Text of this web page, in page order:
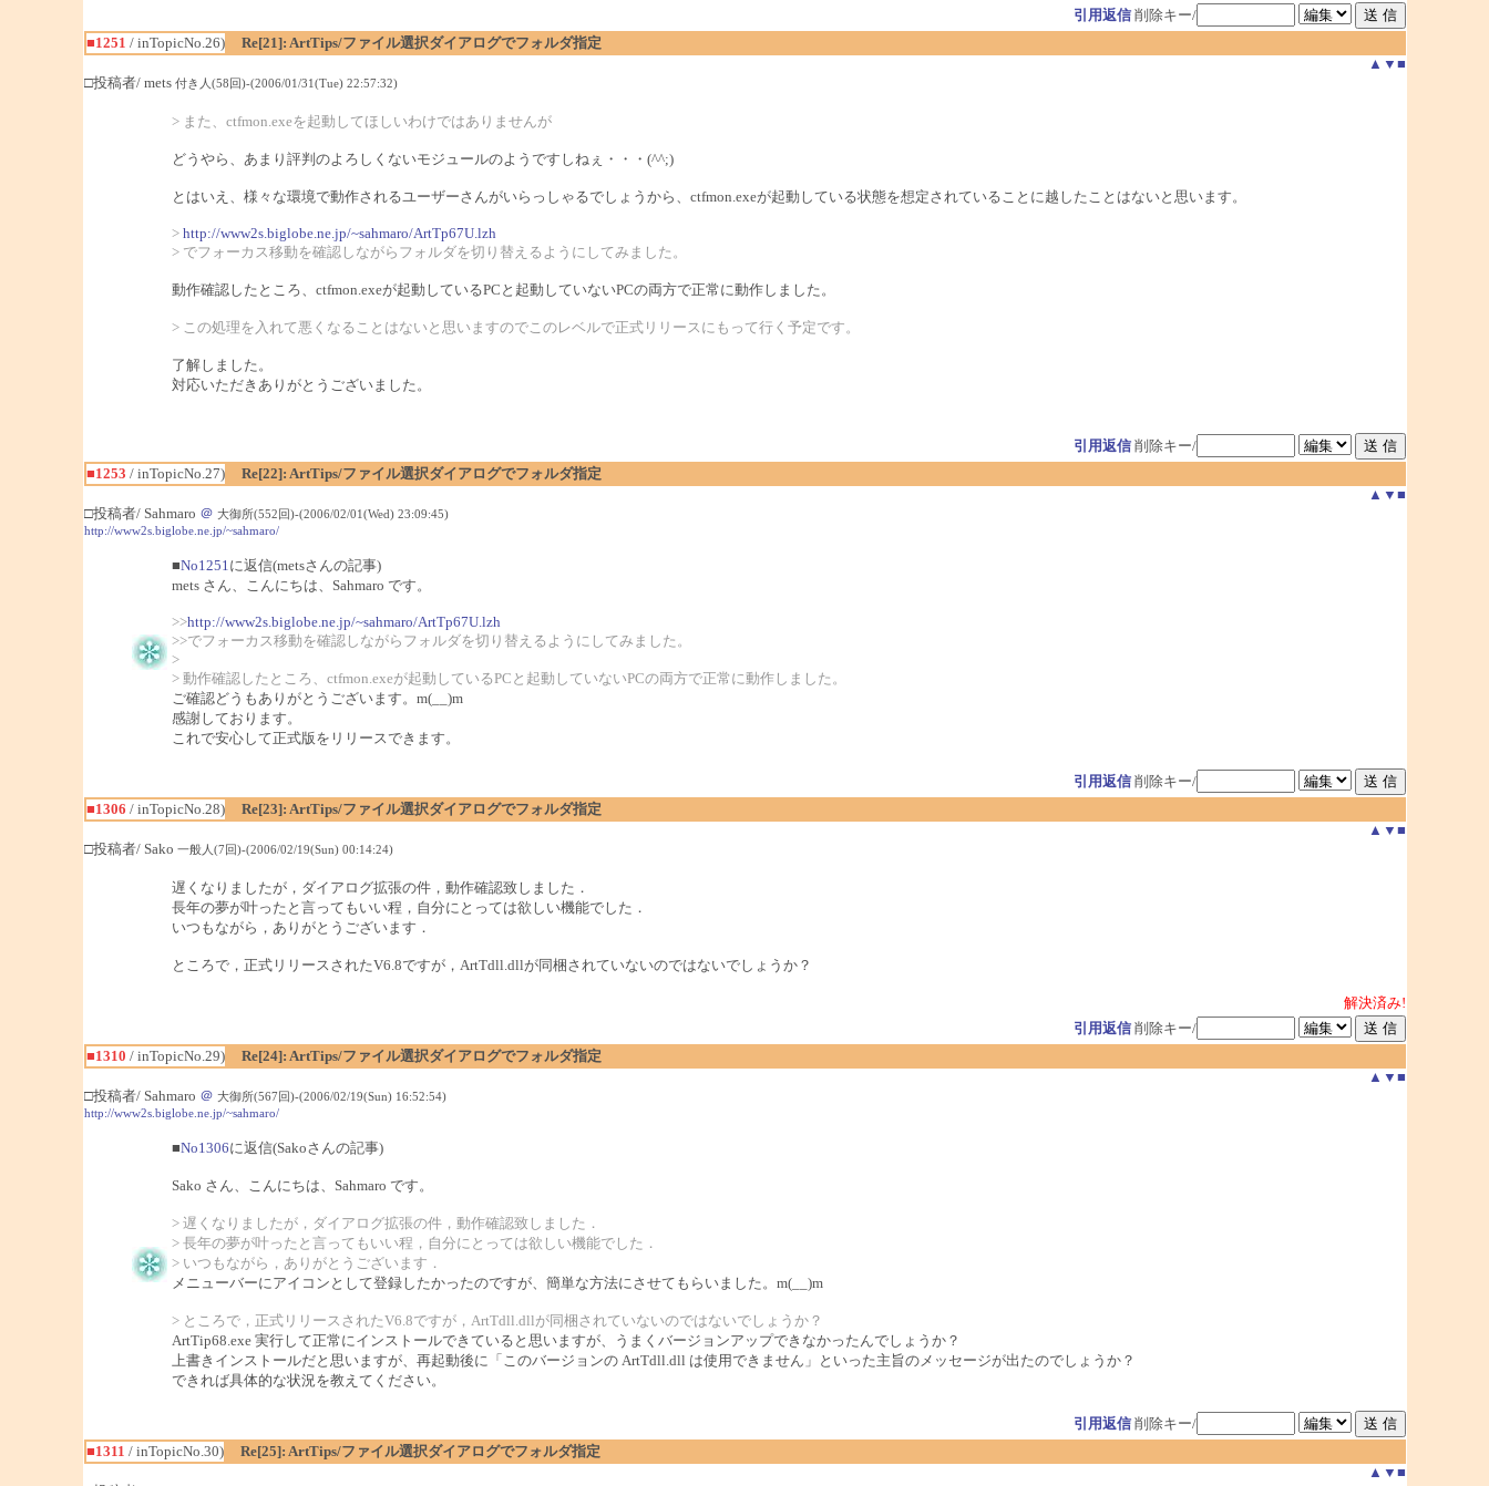
引用返信 削除キー/
■1251 / inTopicNo.26)
Re[21]: ArtTips/ファイル選択ダイアログでフォルダ指定
▲ ▼ ■
□投稿者/ mets 付き人(58回)-(2006/01/31(Tue) 22:57:32)
> また、ctfmon.exeを起動してほしいわけではありませんが
どうやら、あまり評判のよろしくないモジュールのようですしねぇ・・・(^^;)
とはいえ、様々な環境で動作されるユーザーさんがいらっしゃるでしょうから、ctfmon.exeが起動している状態を想定されていることに越したことはないと思います。
> http://www2s.biglobe.ne.jp/~sahmaro/ArtTp67U.lzh
> でフォーカス移動を確認しながらフォルダを切り替えるようにしてみました。
動作確認したところ、ctfmon.exeが起動しているPCと起動していないPCの両方で正常に動作しました。
> この処理を入れて悪くなることはないと思いますのでこのレベルで正式リリースにもって行く予定です。
了解しました。
対応いただきありがとうございました。
引用返信 削除キー/
■1253 / inTopicNo.27)
Re[22]: ArtTips/ファイル選択ダイアログでフォルダ指定
▲ ▼ ■
□投稿者/ Sahmaro ＠ 大御所(552回)-(2006/02/01(Wed) 23:09:45)
http://www2s.biglobe.ne.jp/~sahmaro/
■No1251 に返信(metsさんの記事)
mets さん、こんにちは、Sahmaro です。
>>http://www2s.biglobe.ne.jp/~sahmaro/ArtTp67U.lzh
>>でフォーカス移動を確認しながらフォルダを切り替えるようにしてみました。
>
> 動作確認したところ、ctfmon.exeが起動しているPCと起動していないPCの両方で正常に動作しました。
ご確認どうもありがとうございます。m(__)m
感謝しております。
これで安心して正式版をリリースできます。
引用返信 削除キー/
■1306 / inTopicNo.28)
Re[23]: ArtTips/ファイル選択ダイアログでフォルダ指定
▲ ▼ ■
□投稿者/ Sako 一般人(7回)-(2006/02/19(Sun) 00:14:24)
遅くなりましたが，ダイアログ拡張の件，動作確認致しました．
長年の夢が叶ったと言ってもいい程，自分にとっては欲しい機能でした．
いつもながら，ありがとうございます．
ところで，正式リリースされたV6.8ですが，ArtTdll.dllが同梱されていないのではないでしょうか？
解決済み!
引用返信 削除キー/
■1310 / inTopicNo.29)
Re[24]: ArtTips/ファイル選択ダイアログでフォルダ指定
▲ ▼ ■
□投稿者/ Sahmaro ＠ 大御所(567回)-(2006/02/19(Sun) 16:52:54)
http://www2s.biglobe.ne.jp/~sahmaro/
■No1306に返信(Sakoさんの記事)
Sako さん、こんにちは、Sahmaro です。
> 遅くなりましたが，ダイアログ拡張の件，動作確認致しました．
> 長年の夢が叶ったと言ってもいい程，自分にとっては欲しい機能でした．
> いつもながら，ありがとうございます．
メニューバーにアイコンとして登録したかったのですが、簡単な方法にさせてもらいました。m(__)m
> ところで，正式リリースされたV6.8ですが，ArtTdll.dllが同梱されていないのではないでしょうか？
ArtTip68.exe 実行して正常にインストールできていると思いますが、うまくバージョンアップできなかったんでしょうか？
上書きインストールだと思いますが、再起動後に「このバージョンの ArtTdll.dll は使用できません」といった主旨のメッセージが出たのでしょうか？
できれば具体的な状況を教えてください。
引用返信 削除キー/
■1311 / inTopicNo.30)
Re[25]: ArtTips/ファイル選択ダイアログでフォルダ指定
▲ ▼ ■